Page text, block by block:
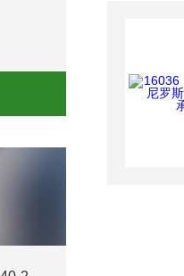
电机MC230P3T 20- B参数
交流电机FCA 132S-4/
交流电机ACM 160M-4参